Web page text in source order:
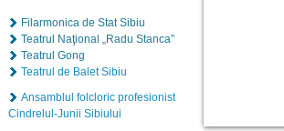
Filarmonica de Stat Sibiu
Teatrul Naţional „Radu Stanca”
Teatrul Gong
Teatrul de Balet Sibiu
Ansamblul folcloric profesionist
Cindrelul-Junii Sibiului